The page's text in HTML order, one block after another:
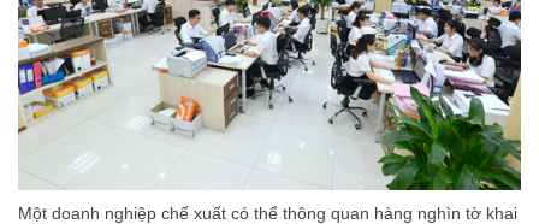
Một doanh nghiệp chế xuất có thể thông quan hàng nghìn tờ khai